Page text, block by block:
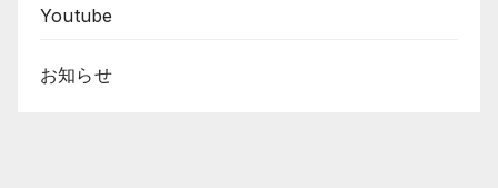
Youtube
お知らせ